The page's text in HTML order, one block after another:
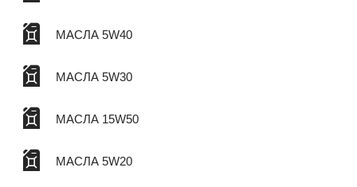
МАСЛА 5W40
МАСЛА 5W30
МАСЛА 15W50
МАСЛА 5W20